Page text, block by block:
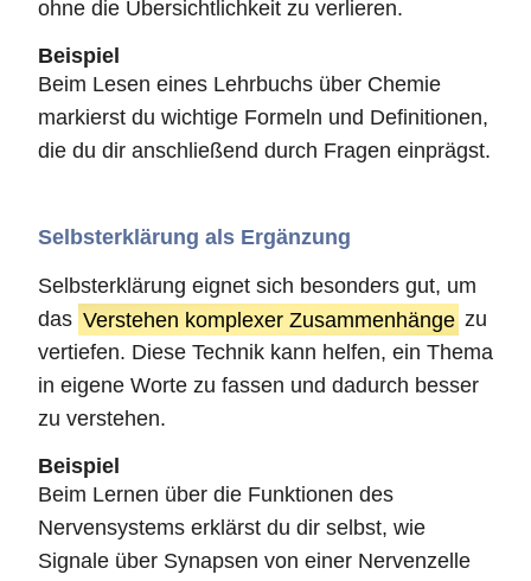
ohne die Übersichtlichkeit zu verlieren.
Beispiel
Beim Lesen eines Lehrbuchs über Chemie
markierst du wichtige Formeln und Definitionen,
die du dir anschließend durch Fragen einprägst.
Selbsterklärung als Ergänzung
Selbsterklärung eignet sich besonders gut, um
das Verstehen komplexer Zusammenhänge zu
vertiefen. Diese Technik kann helfen, ein Thema
in eigene Worte zu fassen und dadurch besser
zu verstehen.
Beispiel
Beim Lernen über die Funktionen des
Nervensystems erklärst du dir selbst, wie
Signale über Synapsen von einer Nervenzelle